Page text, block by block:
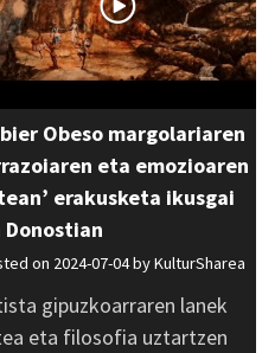
Obeso margolariaren
eta emozioaren
erakusketa ikusgai
Donostian
on 2024-07-04 byKulturSharea
gipuzkoarraren lanek
eta filosofia uztartzen